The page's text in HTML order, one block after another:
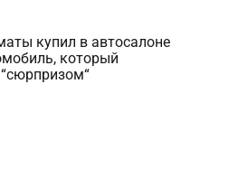
купил в автосалоне
который